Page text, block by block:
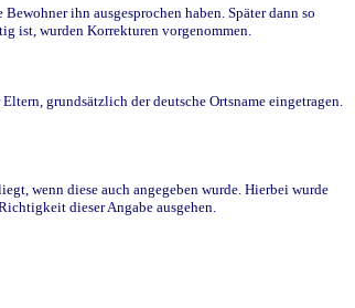
ihn ausgesprochen haben. Später dann so
ist, wurden Korrekturen vorgenommen.
grundsätzlich der deutsche Ortsname eingetragen.
wenn diese auch angegeben wurde. Hierbei wurde
dieser Angabe ausgehen.